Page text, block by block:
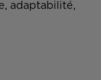
adaptabilité,